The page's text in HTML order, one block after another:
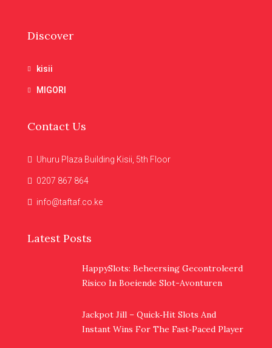
Discover
kisii
MIGORI
Contact Us
Uhuru Plaza Building Kisii, 5th Floor
0207 867 864
info@taftaf.co.ke
Latest Posts
HappySlots: Beheersing Gecontroleerd
Risico In Boeiende Slot-Avonturen
Jackpot Jill – Quick‑Hit Slots And
Instant Wins For The Fast‑Paced Player